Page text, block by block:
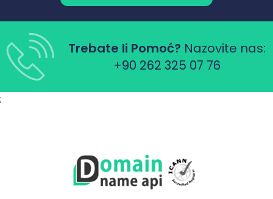
Trebate li Pomoć? Nazovite nas:
+90 262 325 07 76
;